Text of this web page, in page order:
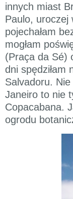
innych miast
Paulo, uroczej
pojechałam
mogłam
(Praça da Sé)
dni spędziłam
Salvadoru.
Janeiro to nie
Copacabana.
ogrodu